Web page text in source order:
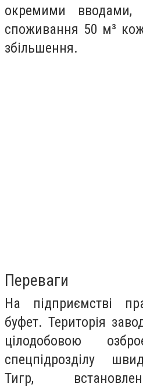
окремими
споживання 50 м³
збільшення.
Переваги
На підприємстві
буфет. Територія
цілодобовою
спецпідрозділу
Тигр,